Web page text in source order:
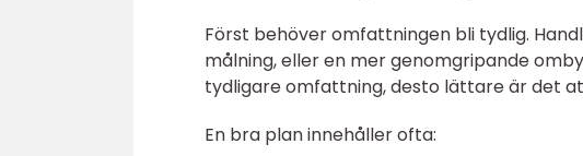
Först behöver omfattningen bli tydlig.
målning, eller en mer genomgripande
tydligare omfattning, desto lättare är det
En bra plan innehåller ofta: